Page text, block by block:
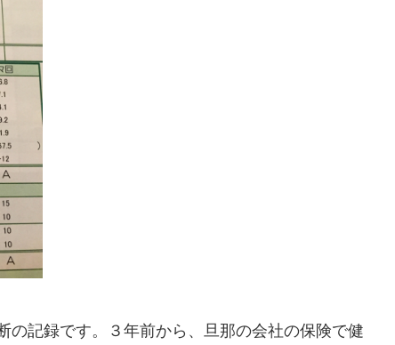
の記録です。３年前から、旦那の会社の保険で健